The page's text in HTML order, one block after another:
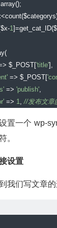
array();
<count($categorys
[$x-1]=get_cat_ID(
(
$_POST['title'],
=> $_POST[
=> 'publish',
=> 1, //发布文章
=> $_POST['tags'],
置一个 wp-
。
设置
我们写文章的